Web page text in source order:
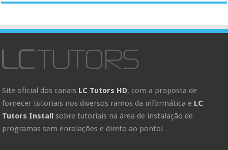
Site oficial dos canais LC Tutors HD, com a proposta de
fornecer tutoriais nos diversos ramos da informática e LC
Tutors Install
sobre tutoriais na área de instalação de
programas sem enrolações e direto ao ponto!